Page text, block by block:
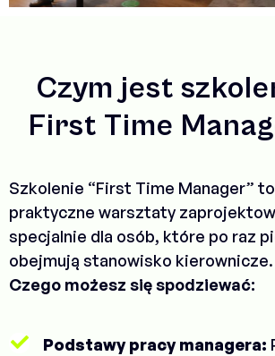
Czym jest
First Time
Szkolenie “First Time Manager” to
praktyczne warsztaty
specjalnie dla osób, które po raz
obejmują stanowisko kierownicze.
Czego możesz się spodziewać:
Podstawy pracy managera: